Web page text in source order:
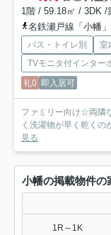
1階 / 59.18㎡ / 3DK /
名鉄瀬戸線「小幡
バス・トイレ別 室
TVモニタ付インター
礼0 即入居可
ファミリー向け☆両隣
く洗濯物が早く乾くの
見る
小幡の掲載物件の
1R～1K